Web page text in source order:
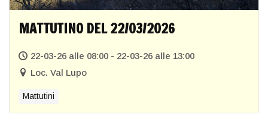
MATTUTINO DEL 22/03/2026
22-03-26 alle 08:00 - 22-03-26 alle 13:00
Loc. Val Lupo
Mattutini